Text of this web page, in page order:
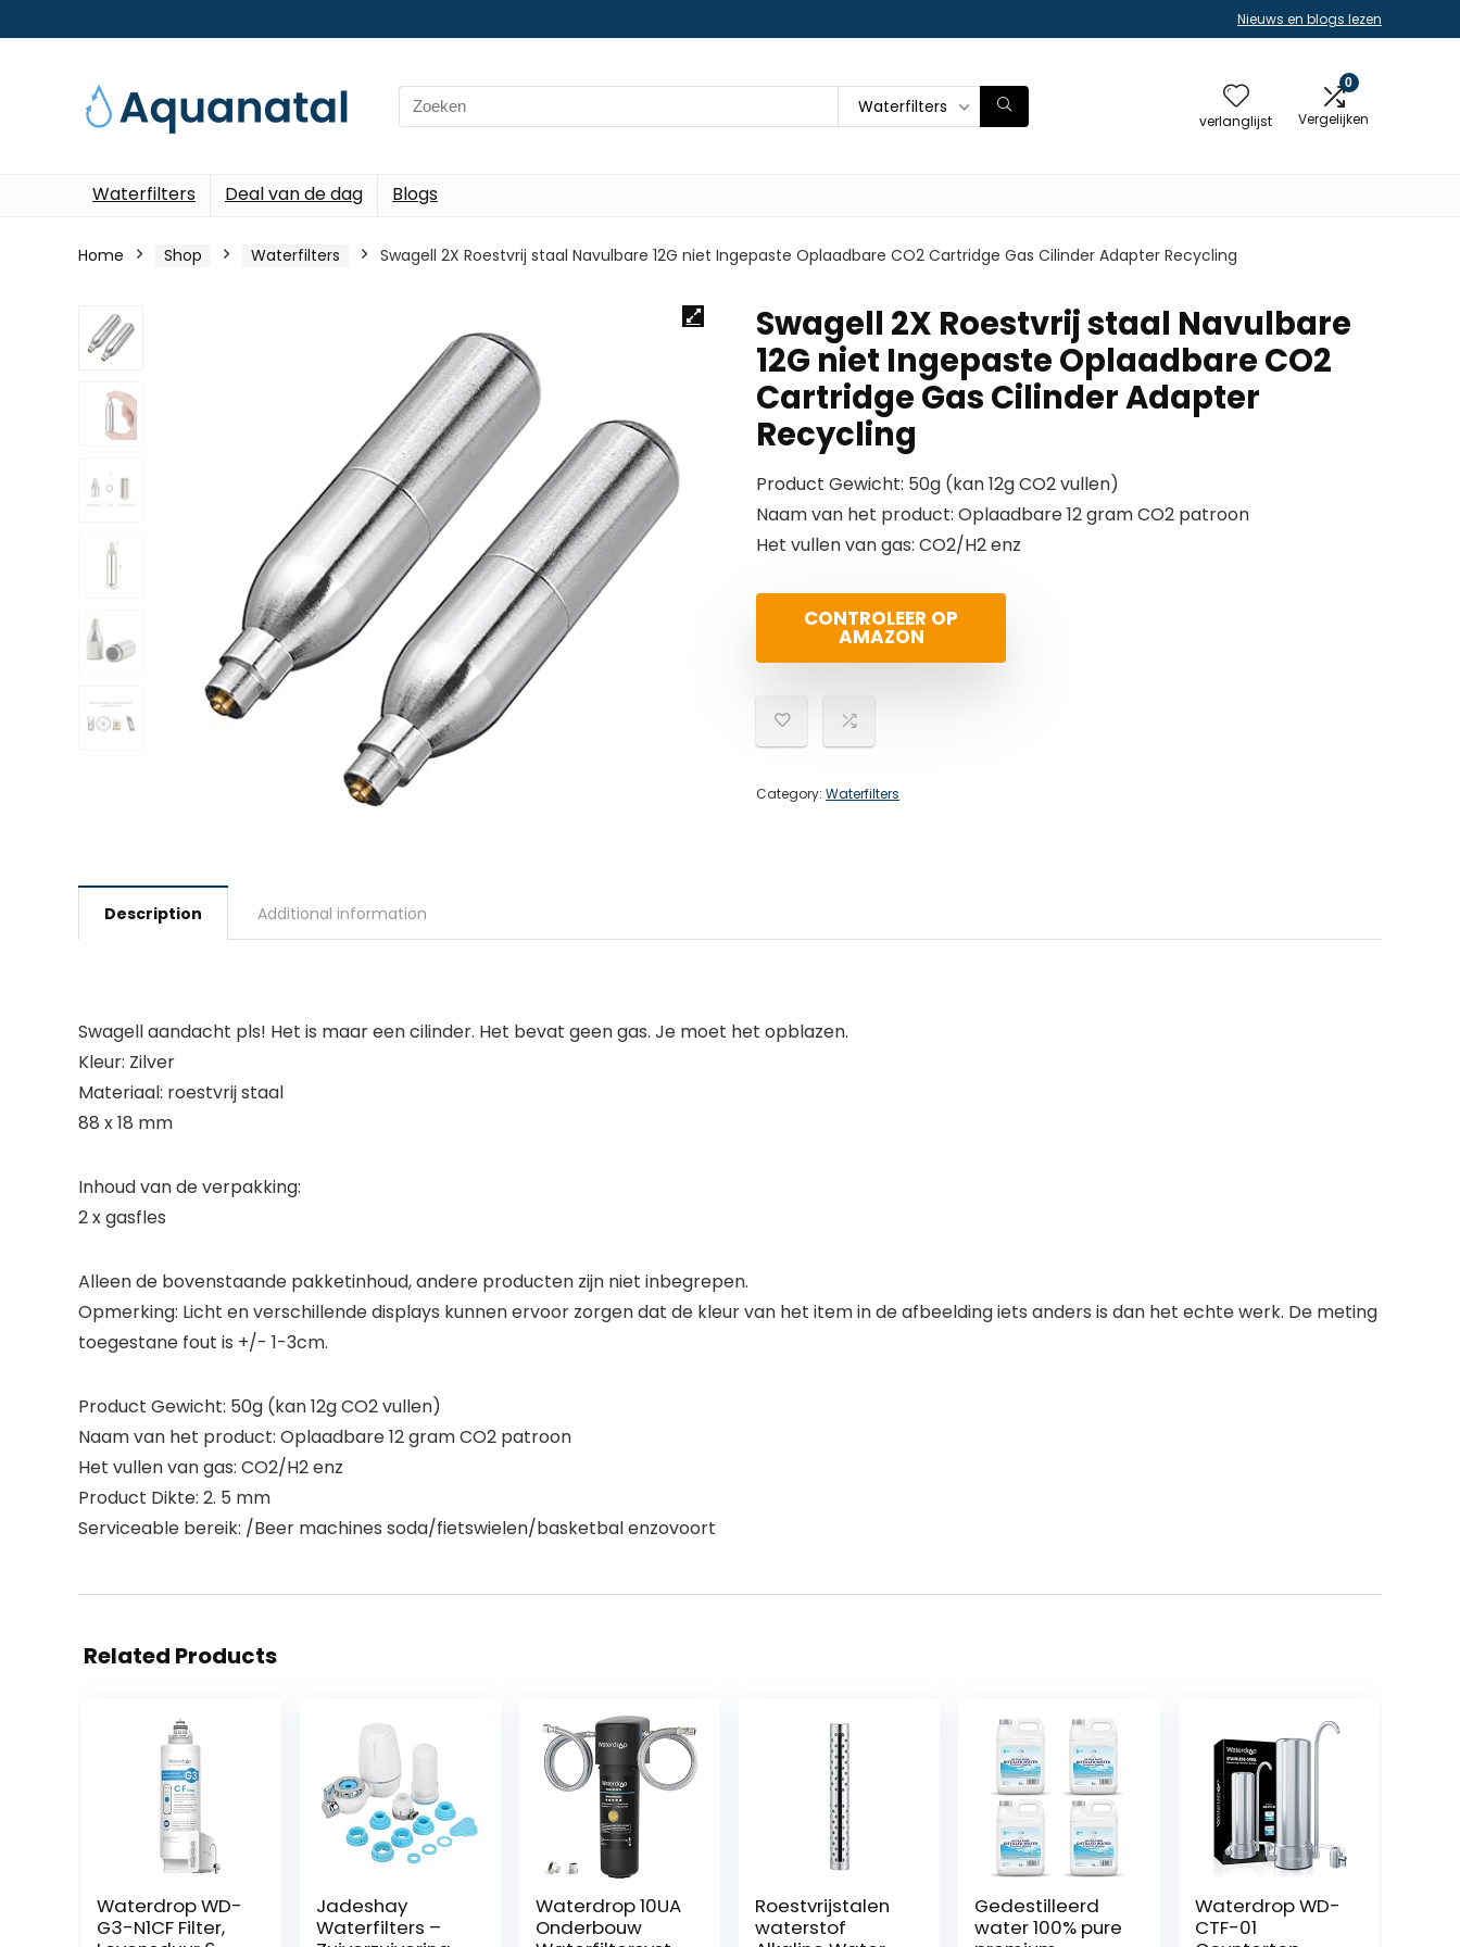
Nieuws en blogs lezen
Search
for:
Waterfilters
verlanglijst
0
Vergelijken
Waterfilters Deal van de dag Blogs
Home Shop Waterfilters Swagell 2X Roestvrij staal Navulbare 12G niet Ingepaste Oplaadbare CO2 Cartridge Gas Cilinder Adapter Recycling
Swagell 2X Roestvrij staal Navulbare
12G niet Ingepaste Oplaadbare CO2
Cartridge Gas Cilinder Adapter
Recycling
Product Gewicht: 50g (kan 12g CO2 vullen)
Naam van het product: Oplaadbare 12 gram CO2 patroon
Het vullen van gas: CO2/H2 enz
CONTROLEER OP
AMAZON
Category: Waterfilters
Description Additional information
Swagell aandacht pls! Het is maar een cilinder. Het bevat geen gas. Je moet het opblazen.
Kleur: Zilver
Materiaal: roestvrij staal
88 x 18 mm
Inhoud van de verpakking:
2 x gasfles
Alleen de bovenstaande pakketinhoud, andere producten zijn niet inbegrepen.
Opmerking: Licht en verschillende displays kunnen ervoor zorgen dat de kleur van het item in de afbeelding iets anders is dan het echte werk. De meting
toegestane fout is +/- 1-3cm.
Product Gewicht: 50g (kan 12g CO2 vullen)
Naam van het product: Oplaadbare 12 gram CO2 patroon
Het vullen van gas: CO2/H2 enz
Product Dikte: 2. 5 mm
Serviceable bereik: /Beer machines soda/fietswielen/basketbal enzovoort
Related Products
Waterdrop WD-
G3-N1CF Filter,
Jadeshay
Waterfilters –
Waterdrop 10UA
Onderbouw
Roestvrijstalen
waterstof
Gedestilleerd
water 100% pure
Waterdrop WD-
CTF-01